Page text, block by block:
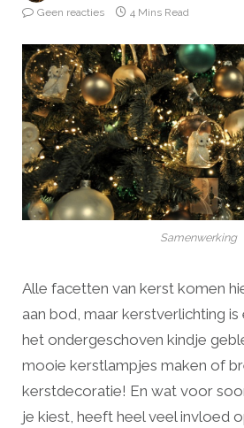
Geen reacties
4 Mins Read
Samenwerking
Alle facetten van kerst komen
aan bod, maar kerstverlichting
het ondergeschoven kindje
mooie kerstlampjes maken of
kerstdecoratie! En wat voor
je kiest, heeft heel veel invloed